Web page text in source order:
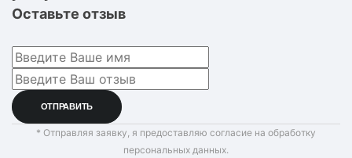
Оставьте отзыв
* Отправляя заявку, я предоставляю согласие на обработку
персональных данных.